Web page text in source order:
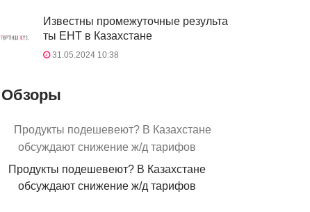
Известны промежуточные результа
ты ЕНТ в Казахстане
31.05.2024 10:38
Обзоры
Продукты подешевеют? В Казахстане
обсуждают снижение ж/д тарифов